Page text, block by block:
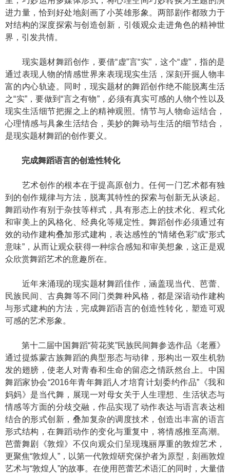
进力量，恰到好处地刻画了小英雄形象。两部剧作都致力于
对结构的深度探索与创造创新，引领观众走进角色的精神世
界，引发共情。
现实题材舞蹈创作，要借“虚”言“实”，这个“虚”，指的是
通过表现人物的情感世界来表现现实生活，深刻开掘人物丰
富的内心轨迹。同时，现实题材的舞蹈创作绝不能脱离生活
之“实”，要做到“言之有物”，必须有真实可感的人物个性以及
现实生活细节把握之上的精神观照。情节与人物命运结合，
心理情感与具象生活结合，美妙的舞动与生活的细节结合，
是现实题材舞蹈的创作要义。
完成舞蹈语言的创造性转化
艺术创作的根本在于提高原创力。任何一门艺术都有独
到的创作规律与方法，脱离其特性的探索与创新无从谈起。
舞蹈动作有别于杂技等样式，具有形态上的技术化、程式化
和审美上的风格化、经典化等规定性。舞蹈创作必须通过有
效的动作建构叠加形式建构，表达感性的“情绪色彩”或“形式
意味”，从而让观众获得一种综合感知和审美想象，这正是观
众欣赏舞蹈艺术的意趣所在。
近年来涌现的现实题材舞蹈佳作，涵盖现当代、芭蕾、
民族民间、古典舞等不同门类舞种风格，都是深谙动作建构
与形式建构的方法，完成舞蹈语言的创造性转化，塑造可观
可感的艺术形象。
第十二届中国舞蹈“荷花奖”民族民间舞参选作品《老雁》
通过提炼蒙古族舞蹈的典型形态与动律，形构出一双生机勃
发的翅膀，使老人对青春和生命的留恋之情跃然台上。中国
舞蹈家协会“2016年青年舞蹈人才培育计划委约作品”《我和
妈妈》是当代舞，展现一对母女关于人生理想、生活状态与
情感等方面的分歧交融，作品实现了动作表达与语言表达相
结合的形式创新，叠加复杂的调度技术，创造出丰富的语言
形式结构，在舞蹈动作的变化与重复中，将情感推至高潮。
芭蕾舞剧《敦煌》不仅向观众们呈现瑰丽厚重的敦煌艺术，
更聚焦“敦煌人”，以第一代敦煌研究保护者为原型，刻画敦煌
艺术与“敦煌人”的故事。在使用芭蕾艺术语汇的同时，大量借